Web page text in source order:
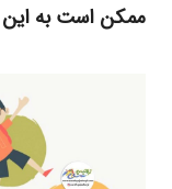
ممکن است به این